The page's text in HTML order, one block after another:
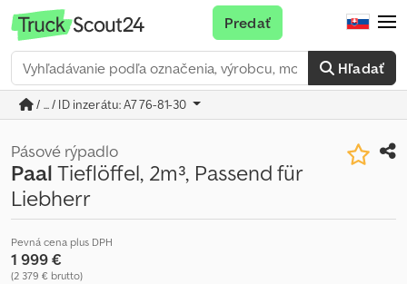
Hľadať
Predať
/ ... / ID inzerátu: A776-81-30
Pásové rýpadlo
PaalTieflöffel, 2m³, Passend für
Liebherr
Pevná cena plus DPH
1 999 €
(2 379 € brutto)